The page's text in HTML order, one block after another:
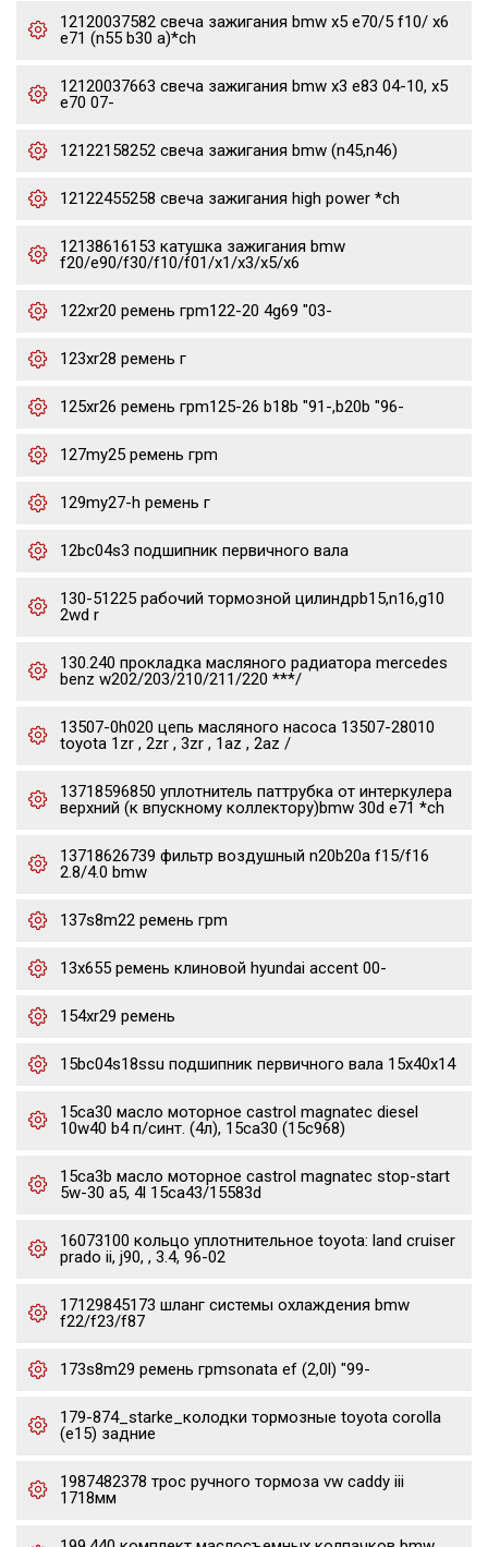
12120037582 свеча зажигания bmw x5 e70/5 f10/ x6
e71 (n55 b30 a)*ch
12120037663 свеча зажигания bmw x3 e83 04-10, x5
e70 07-
12122158252 свеча зажигания bmw (n45,n46)
12122455258 свеча зажигания high power *ch
12138616153 катушка зажигания bmw
f20/e90/f30/f10/f01/x1/x3/x5/x6
122xr20 ремень грm122-20 4g69 "03-
123xr28 ремень г
125xr26 ремень грm125-26 b18b "91-,b20b "96-
127my25 ремень грm
129my27-h ремень г
12bc04s3 подшипник первичного вала
130-51225 рабочий тормозной цилиндрb15,n16,g10
2wd r
130.240 прокладка масляного радиатора mercedes
benz w202/203/210/211/220 ***/
13507-0h020 цепь масляного насоса 13507-28010
toyota 1zr , 2zr , 3zr , 1az , 2az /
13718596850 уплотнитель паттрубка от интеркулера
верхний (к впускному коллектору)bmw 30d e71 *ch
13718626739 фильтр воздушный n20b20a f15/f16
2.8/4.0 bmw
137s8m22 ремень грm
13x655 ремень клиновой hyundai accent 00-
154xr29 ремень
15bc04s18ssu подшипник первичного вала 15x40x14
15ca30 масло моторное castrol magnatec diesel
10w40 b4 п/синт. (4л), 15ca30 (15c968)
15ca3b масло моторное castrol magnatec stop-start
5w-30 a5, 4l 15ca43/15583d
16073100 кольцо уплотнительное toyota: land cruiser
prado ii, j90, , 3.4, 96-02
17129845173 шланг системы охлаждения bmw
f22/f23/f87
173s8m29 ремень грmsonata ef (2,0l) "99-
179-874_starke_колодки тормозные toyota corolla
(e15) задние
1987482378 трос ручного тормоза vw caddy iii
1718мм